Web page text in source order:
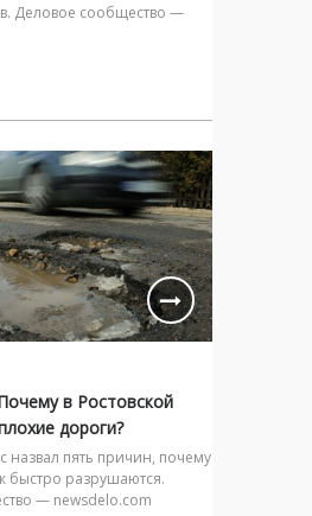
Деловое сообщество —
в Ростовской
дороги?
назвал пять причин, почему
быстро разрушаются.
— newsdelo.com